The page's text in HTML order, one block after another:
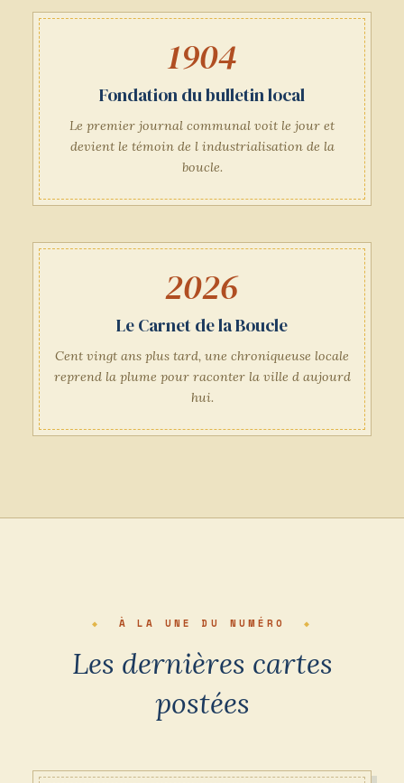
1904
Fondation du bulletin local
Le premier journal communal voit le jour et
devient le témoin de l industrialisation de la
boucle.
2026
Le Carnet de la Boucle
Cent vingt ans plus tard, une chroniqueuse locale
reprend la plume pour raconter la ville d aujourd
hui.
À LA UNE DU NUMÉRO
Les dernières cartes
postées